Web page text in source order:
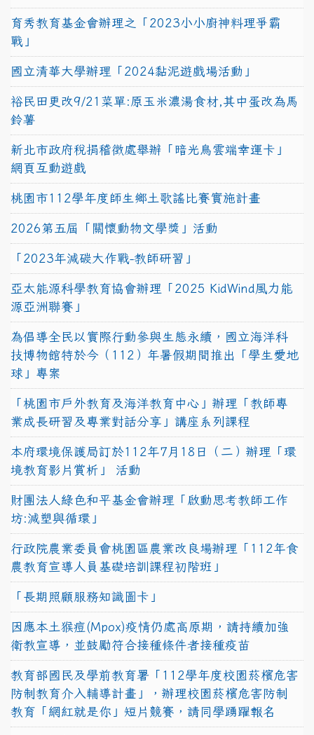
育秀教育基金會辦理之「2023小小廚神料理爭霸
戰」
國立清華大學辦理「2024黏泥遊戲場活動」
裕民田更改9/21菜單:原玉米濃湯食材,其中蛋改為馬
鈴薯
新北市政府稅捐稽徵處舉辦「暗光鳥雲端幸運卡」
網頁互動遊戲
桃園市112學年度師生鄉土歌謠比賽實施計畫
2026第五屆「關懷動物文學獎」活動
「2023年減碳大作戰-教師研習」
亞太能源科學教育協會辦理「2025 KidWind風力能
源亞洲聯賽」
為倡導全民以實際行動參與生態永續，國立海洋科
技博物館特於今（112）年暑假期間推出「學生愛地
球」專案
「桃園市戶外教育及海洋教育中心」辦理「教師專
業成長研習及專業對話分享」講座系列課程
本府環境保護局訂於112年7月18日（二）辦理「環
境教育影片賞析」 活動
財團法人綠色和平基金會辦理「啟動思考教師工作
坊:減塑與循環」
行政院農業委員會桃園區農業改良場辦理「112年食
農教育宣導人員基礎培訓課程初階班」
「長期照顧服務知識圖卡」
因應本土猴痘(Mpox)疫情仍處高原期，請持續加強
衛教宣導，並鼓勵符合接種條件者接種疫苗
教育部國民及學前教育署「112學年度校園菸檳危害
防制教育介入輔導計畫」，辦理校園菸檳危害防制
教育「網紅就是你」短片競賽，請同學踴躍報名